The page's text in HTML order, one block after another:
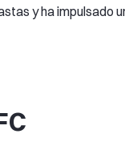
y ha impulsado